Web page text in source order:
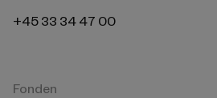
+45 33 34 47 00
Fonden